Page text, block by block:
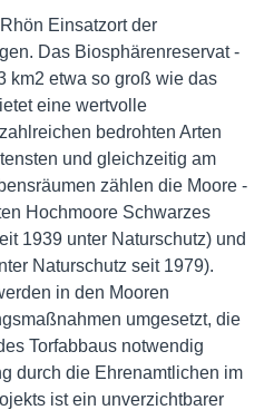
Einsatzort der
Das Biosphärenreservat -
km2 etwa so groß wie das
eine wertvolle
bedrohten Arten
und gleichzeitig am
zählen die Moore -
Hochmoore Schwarzes
1939 unter Naturschutz) und
Naturschutz seit 1979).
in den Mooren
umgesetzt, die
Torfabbaus notwendig
durch die Ehrenamtlichen im
ist ein unverzichtbarer